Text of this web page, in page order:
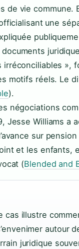
de vie commune.
une
documents
»,
motifs réels. Le
).
négociations
Jesse Williams a
sur
et les enfants,
(Blended and
cas illustre
autour
juridique